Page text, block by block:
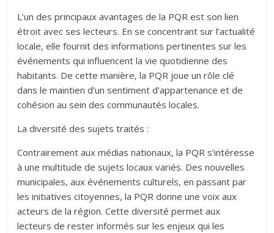
L’un des principaux avantages de la PQR est son lien
étroit avec ses lecteurs. En se concentrant sur l’actualité
locale, elle fournit des informations pertinentes sur les
événements qui influencent la vie quotidienne des
habitants. De cette manière, la PQR joue un rôle clé
dans le maintien d’un sentiment d’appartenance et de
cohésion au sein des communautés locales.
La diversité des sujets traités :
Contrairement aux médias nationaux, la PQR s’intéresse
à une multitude de sujets locaux variés. Des nouvelles
municipales, aux événements culturels, en passant par
les initiatives citoyennes, la PQR donne une voix aux
acteurs de la région. Cette diversité permet aux
lecteurs de rester informés sur les enjeux qui les